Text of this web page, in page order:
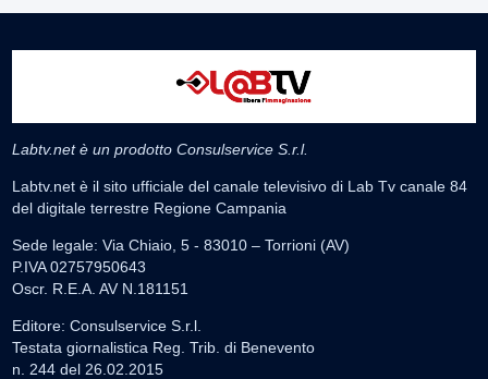
Labtv.net è un prodotto Consulservice S.r.l.
Labtv.net è il sito ufficiale del canale televisivo di Lab Tv canale 84
del digitale terrestre Regione Campania
Sede legale: Via Chiaio, 5 - 83010 – Torrioni (AV)
P.IVA 02757950643
Oscr. R.E.A. AV N.181151
Editore: Consulservice S.r.l.
Testata giornalistica Reg. Trib. di Benevento
n. 244 del 26.02.2015